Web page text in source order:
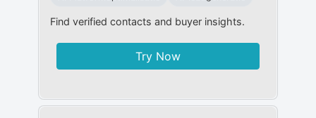
Find verified contacts and buyer insights.
Try Now